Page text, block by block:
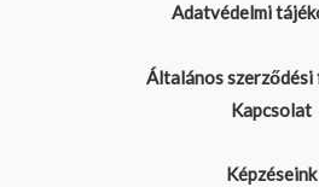
Adatvédelmi
Általános
Kapcsolat
Képzéseink